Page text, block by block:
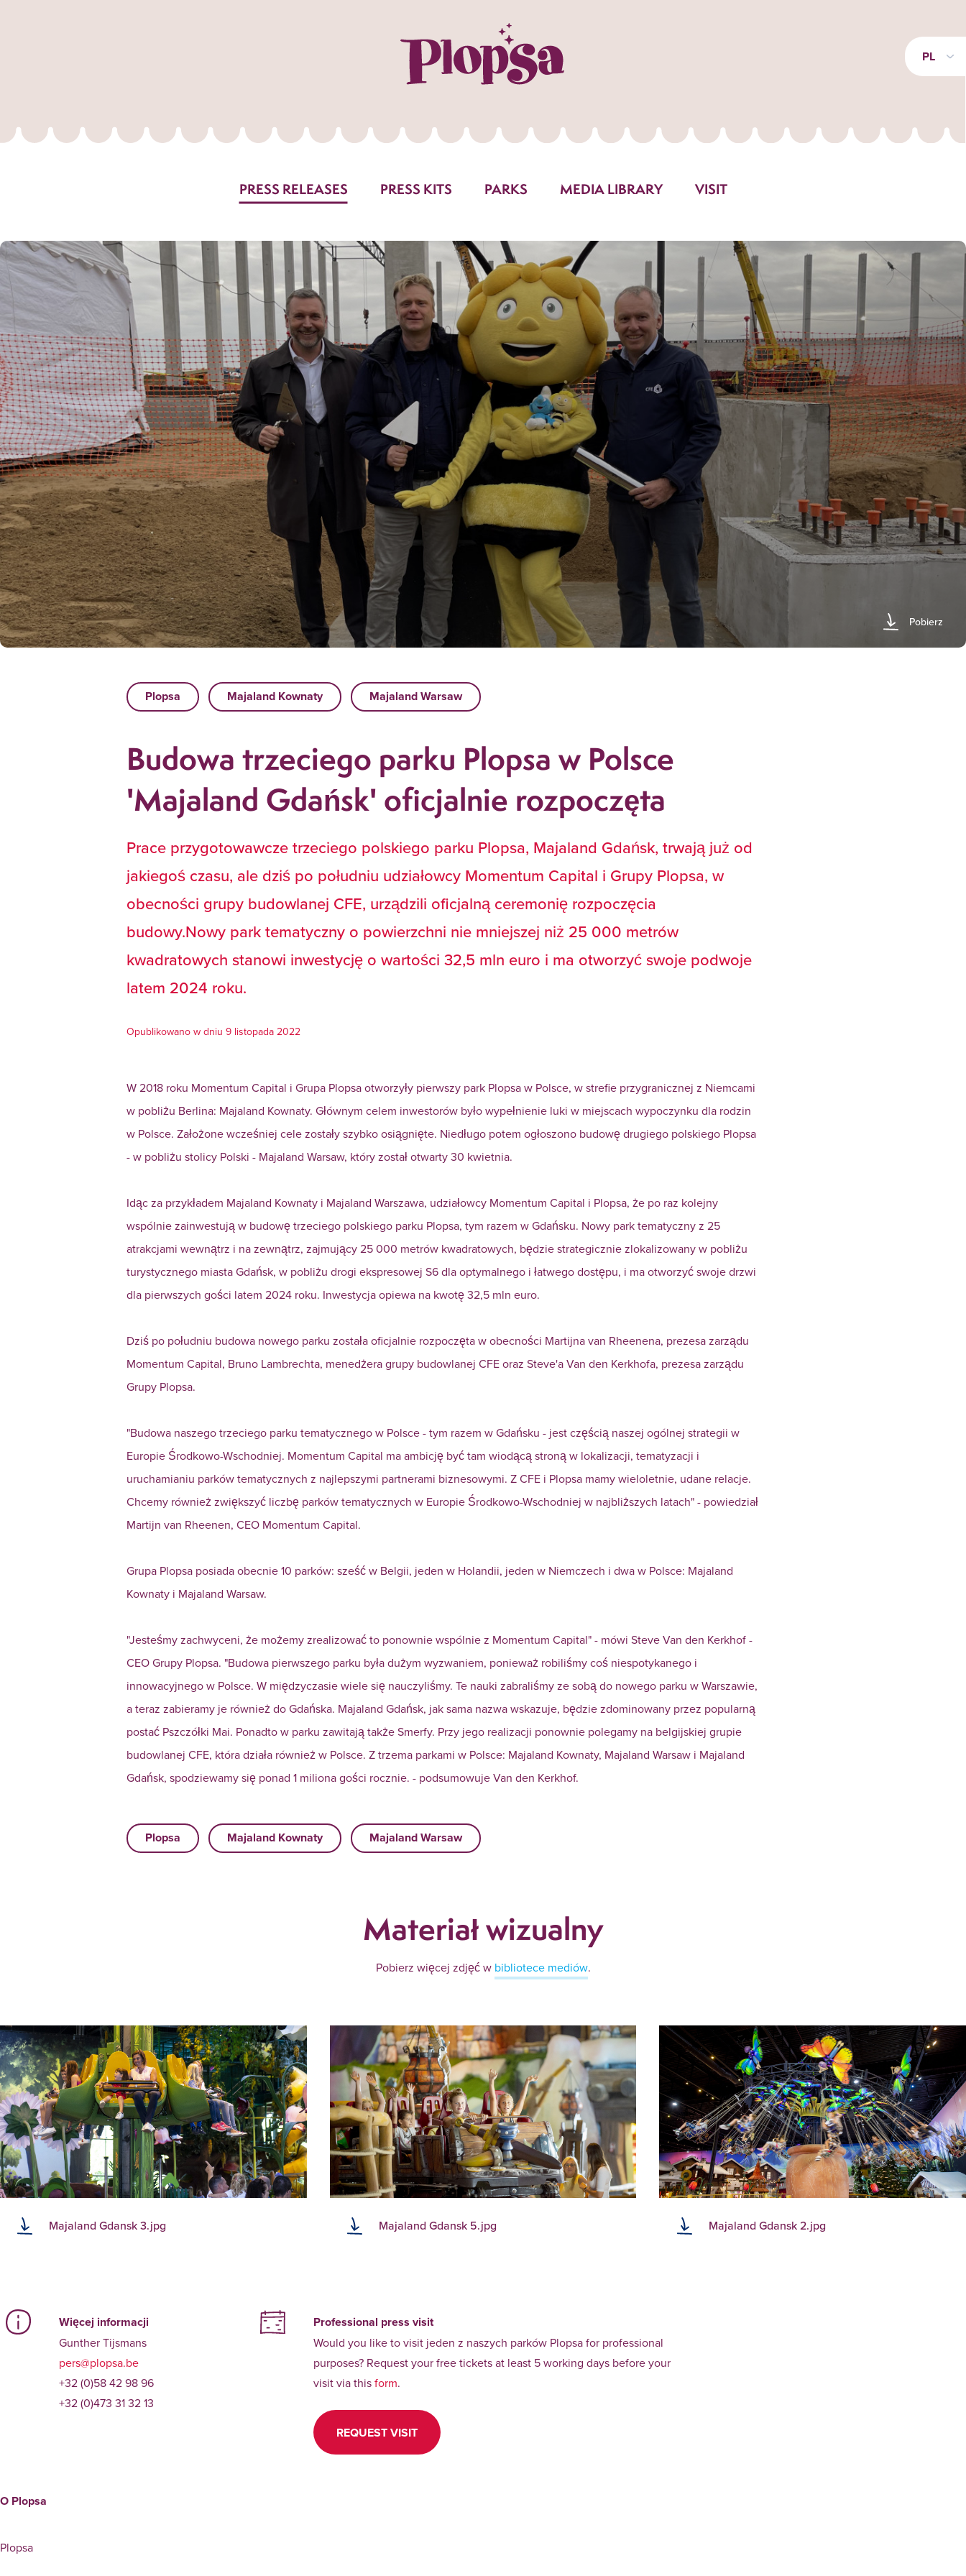
PL
PRESS RELEASES PRESS KITS PARKS MEDIA LIBRARY VISIT
Pobierz
Plopsa Majaland Kownaty Majaland Warsaw
Budowa trzeciego parku Plopsa w Polsce
'Majaland Gdańsk' oficjalnie rozpoczęta
Prace przygotowawcze trzeciego polskiego parku Plopsa, Majaland Gdańsk, trwają już od
jakiegoś czasu, ale dziś po południu udziałowcy Momentum Capital i Grupy Plopsa, w
obecności grupy budowlanej CFE, urządzili oficjalną ceremonię rozpoczęcia
budowy.Nowy park tematyczny o powierzchni nie mniejszej niż 25 000 metrów
kwadratowych stanowi inwestycję o wartości 32,5 mln euro i ma otworzyć swoje podwoje
latem 2024 roku.
Opublikowano w dniu 9 listopada 2022
W 2018 roku Momentum Capital i Grupa Plopsa otworzyły pierwszy park Plopsa w Polsce, w strefie przygranicznej z Niemcami
w pobliżu Berlina: Majaland Kownaty. Głównym celem inwestorów było wypełnienie luki w miejscach wypoczynku dla rodzin
w Polsce. Założone wcześniej cele zostały szybko osiągnięte. Niedługo potem ogłoszono budowę drugiego polskiego Plopsa
- w pobliżu stolicy Polski - Majaland Warsaw, który został otwarty 30 kwietnia.
Idąc za przykładem Majaland Kownaty i Majaland Warszawa, udziałowcy Momentum Capital i Plopsa, że po raz kolejny
wspólnie zainwestują w budowę trzeciego polskiego parku Plopsa, tym razem w Gdańsku. Nowy park tematyczny z 25
atrakcjami wewnątrz i na zewnątrz, zajmujący 25 000 metrów kwadratowych, będzie strategicznie zlokalizowany w pobliżu
turystycznego miasta Gdańsk, w pobliżu drogi ekspresowej S6 dla optymalnego i łatwego dostępu, i ma otworzyć swoje drzwi
dla pierwszych gości latem 2024 roku. Inwestycja opiewa na kwotę 32,5 mln euro.
Dziś po południu budowa nowego parku została oficjalnie rozpoczęta w obecności Martijna van Rheenena, prezesa zarządu
Momentum Capital, Bruno Lambrechta, menedżera grupy budowlanej CFE oraz Steve'a Van den Kerkhofa, prezesa zarządu
Grupy Plopsa.
"Budowa naszego trzeciego parku tematycznego w Polsce - tym razem w Gdańsku - jest częścią naszej ogólnej strategii w
Europie Środkowo-Wschodniej. Momentum Capital ma ambicję być tam wiodącą stroną w lokalizacji, tematyzacji i
uruchamianiu parków tematycznych z najlepszymi partnerami biznesowymi. Z CFE i Plopsa mamy wieloletnie, udane relacje.
Chcemy również zwiększyć liczbę parków tematycznych w Europie Środkowo-Wschodniej w najbliższych latach" - powiedział
Martijn van Rheenen, CEO Momentum Capital.
Grupa Plopsa posiada obecnie 10 parków: sześć w Belgii, jeden w Holandii, jeden w Niemczech i dwa w Polsce: Majaland
Kownaty i Majaland Warsaw.
"Jesteśmy zachwyceni, że możemy zrealizować to ponownie wspólnie z Momentum Capital" - mówi Steve Van den Kerkhof -
CEO Grupy Plopsa. "Budowa pierwszego parku była dużym wyzwaniem, ponieważ robiliśmy coś niespotykanego i
innowacyjnego w Polsce. W międzyczasie wiele się nauczyliśmy. Te nauki zabraliśmy ze sobą do nowego parku w Warszawie,
a teraz zabieramy je również do Gdańska. Majaland Gdańsk, jak sama nazwa wskazuje, będzie zdominowany przez popularną
postać Pszczółki Mai. Ponadto w parku zawitają także Smerfy. Przy jego realizacji ponownie polegamy na belgijskiej grupie
budowlanej CFE, która działa również w Polsce. Z trzema parkami w Polsce: Majaland Kownaty, Majaland Warsaw i Majaland
Gdańsk, spodziewamy się ponad 1 miliona gości rocznie. - podsumowuje Van den Kerkhof.
Plopsa Majaland Kownaty Majaland Warsaw
Materiał wizualny
Pobierz więcej zdjęć w bibliotece mediów.
Majaland Gdansk 3.jpg Majaland Gdansk 5.jpg Majaland Gdansk 2.jpg
Więcej informacji
Gunther Tijsmans
pers@plopsa.be
+32 (0)58 42 98 96
+32 (0)473 31 32 13
Professional press visit
Would you like to visit jeden z naszych parków Plopsa for professional
purposes? Request your free tickets at least 5 working days before your
visit via thisform.
REQUEST VISIT
O Plopsa
Plopsa